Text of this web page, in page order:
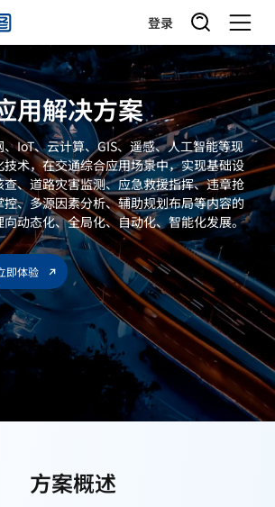
登录
用解决方案
IoT、云计算、GIS、遥感、人工智能等现
术，在交通综合应用场景中，实现基础设
、道路灾害监测、应急救援指挥、违章抢
、多源因素分析、辅助规划布局等内容的
动态化、全局化、自动化、智能化发展。
即体验
方案概述